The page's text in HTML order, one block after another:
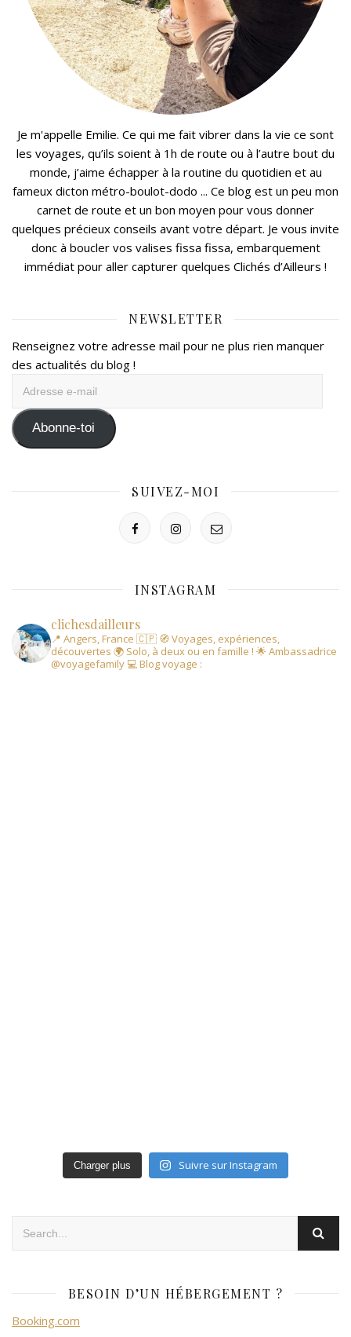
Je m'appelle Emilie. Ce qui me fait vibrer dans la vie ce sont
les voyages, qu’ils soient à 1h de route ou à l’autre bout du
monde, j’aime échapper à la routine du quotidien et au
fameux dicton métro-boulot-dodo ... Ce blog est un peu mon
carnet de route et un bon moyen pour vous donner
quelques précieux conseils avant votre départ. Je vous invite
donc à boucler vos valises fissa fissa, embarquement
immédiat pour aller capturer quelques Clichés d’Ailleurs !
NEWSLETTER
Renseignez votre adresse mail pour ne plus rien manquer
des actualités du blog !
mail Abonne-toi
SUIVEZ-MOI
INSTAGRAM
clichesdailleurs
📍 Angers, France 🇨🇵 🧭 Voyages, expériences,
découvertes 🌍 Solo, à deux ou en famille ! 🌟 Ambassadrice
@voyagefamily 💻 Blog voyage :
Charger plus Suivre sur Instagram
BESOIN D’UN HÉBERGEMENT ?
Booking.com